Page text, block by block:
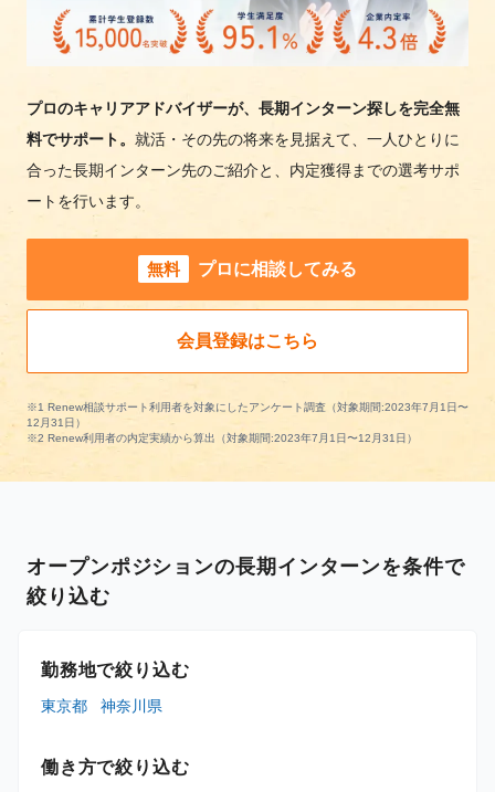
プロのキャリアアドバイザーが、長期インターン探しを完全無
料でサポート。 就活・その先の将来を見据えて、一人ひとりに
合った長期インターン先のご紹介と、内定獲得までの選考サポ
ートを行います。
無料 プロに相談してみる
会員登録はこちら
※1 Renew相談サポート利用者を対象にしたアンケート調査（対象期間:2023年7月1日〜
12月31日）
※2 Renew利用者の内定実績から算出（対象期間:2023年7月1日〜12月31日）
オープンポジションの長期インターンを条件で
絞り込む
勤務地で絞り込む
東京都 神奈川県
働き方で絞り込む